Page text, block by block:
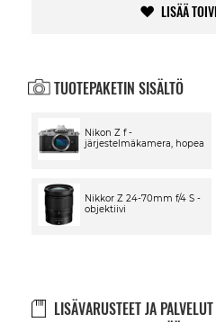
LISÄÄ
TUOTEPAKETIN SISÄLTÖ
Nikon Z f -
järjestelmäkamera, hopea
Nikkor Z 24-70mm f/4 S -
objektiivi
LISÄVARUSTEET JA